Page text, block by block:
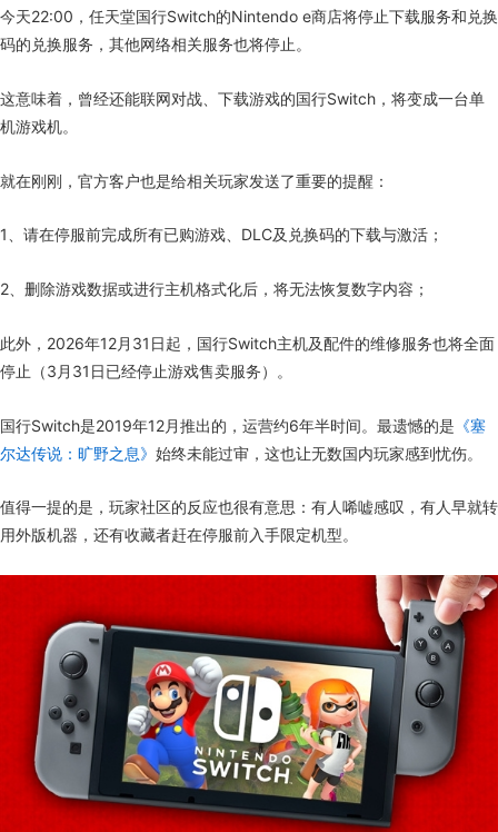
今天22:00，任天堂国行Switch的Nintendo e商店将停止下载服务和兑换
码的兑换服务，其他网络相关服务也将停止。
这意味着，曾经还能联网对战、下载游戏的国行Switch，将变成一台单
机游戏机。
就在刚刚，官方客户也是给相关玩家发送了重要的提醒：
1、请在停服前完成所有已购游戏、DLC及兑换码的下载与激活；
2、删除游戏数据或进行主机格式化后，将无法恢复数字内容；
此外，2026年12月31日起，国行Switch主机及配件的维修服务也将全面
停止（3月31日已经停止游戏售卖服务）。
国行Switch是2019年12月推出的，运营约6年半时间。最遗憾的是 《塞
尔达传说：旷野之息》 始终未能过审，这也让无数国内玩家感到忧伤。
值得一提的是，玩家社区的反应也很有意思：有人唏嘘感叹，有人早就转
用外版机器，还有收藏者赶在停服前入手限定机型。